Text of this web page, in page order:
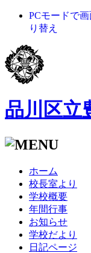
PCモードで
り替え
品川区立
ホーム
校長室より
学校概要
年間行事
お知らせ
学校だより
日記ページ